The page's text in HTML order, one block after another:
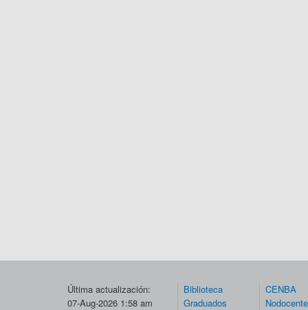
Última actualización:
07-Aug-2026 1:58 am
Biblioteca
Graduados
CENBA